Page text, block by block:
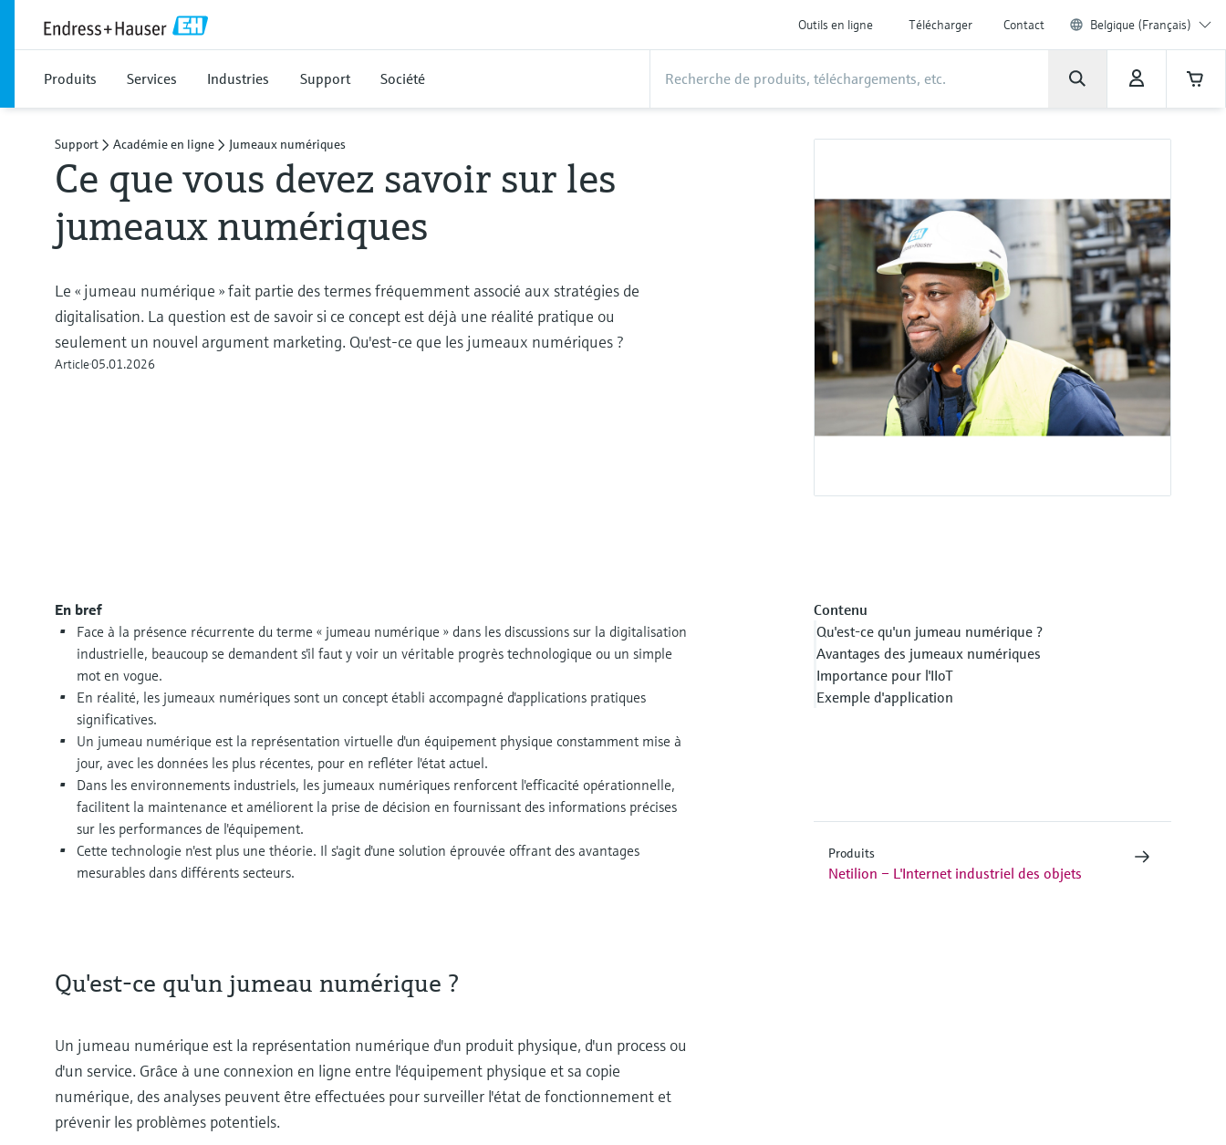
Outils en ligne Télécharger Contact Belgique (Français)
Produits Services Industries Support Société
Support Académie en ligne Jumeaux numériques
Ce que vous devez savoir sur les
jumeaux numériques
Le « jumeau numérique » fait partie des termes fréquemment associé aux stratégies de
digitalisation. La question est de savoir si ce concept est déjà une réalité pratique ou
seulement un nouvel argument marketing. Qu'est-ce que les jumeaux numériques ?
Article05.01.2026
En bref
Face à la présence récurrente du terme « jumeau numérique » dans les discussions sur la digitalisation
industrielle, beaucoup se demandent s'il faut y voir un véritable progrès technologique ou un simple
mot en vogue.
En réalité, les jumeaux numériques sont un concept établi accompagné d'applications pratiques
significatives.
Un jumeau numérique est la représentation virtuelle d'un équipement physique constamment mise à
jour, avec les données les plus récentes, pour en refléter l'état actuel.
Dans les environnements industriels, les jumeaux numériques renforcent l'efficacité opérationnelle,
facilitent la maintenance et améliorent la prise de décision en fournissant des informations précises
sur les performances de l'équipement.
Cette technologie n'est plus une théorie. Il s'agit d'une solution éprouvée offrant des avantages
mesurables dans différents secteurs.
Contenu
Qu'est-ce qu'un jumeau numérique ?
Avantages des jumeaux numériques
Importance pour l'IIoT
Exemple d'application
Qu'est-ce qu'un jumeau numérique ?
Un jumeau numérique est la représentation numérique d'un produit physique, d'un process ou
d'un service. Grâce à une connexion en ligne entre l'équipement physique et sa copie
numérique, des analyses peuvent être effectuées pour surveiller l'état de fonctionnement et
prévenir les problèmes potentiels.
Produits
Netilion – L'Internet industriel des objets